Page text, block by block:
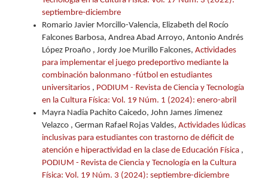
septiembre-diciembre
Romario Javier Morcillo-Valencia, Elizabeth del Rocío
Falcones Barbosa, Andrea Abad Arroyo, Antonio Andrés
López Proaño , Jordy Joe Murillo Falcones, Actividades
para implementar el juego predeportivo mediante la
combinación balonmano -fútbol en estudiantes
universitarios , PODIUM - Revista de Ciencia y Tecnología
en la Cultura Física: Vol. 19 Núm. 1 (2024): enero-abril
Mayra Nadia Pachito Caicedo, John James Jimenez
Velazco , German Rafael Rojas Valdes, Actividades lúdicas
inclusivas para estudiantes con trastorno de déficit de
atención e hiperactividad en la clase de Educación Física ,
PODIUM - Revista de Ciencia y Tecnología en la Cultura
Física: Vol. 19 Núm. 3 (2024): septiembre-diciembre